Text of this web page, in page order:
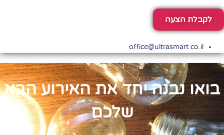
לקבלת הצעה
office@ultrasmart.co.il
בואו נבנה יחד את האירוע הבא
שלכם